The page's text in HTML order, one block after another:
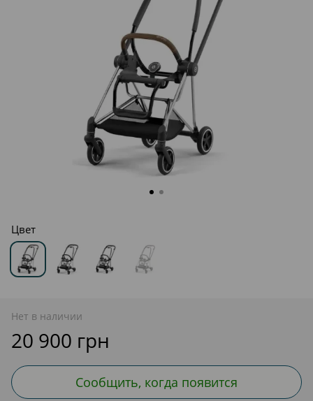
Цвет
Нет в наличии
20 900 грн
Сообщить, когда появится